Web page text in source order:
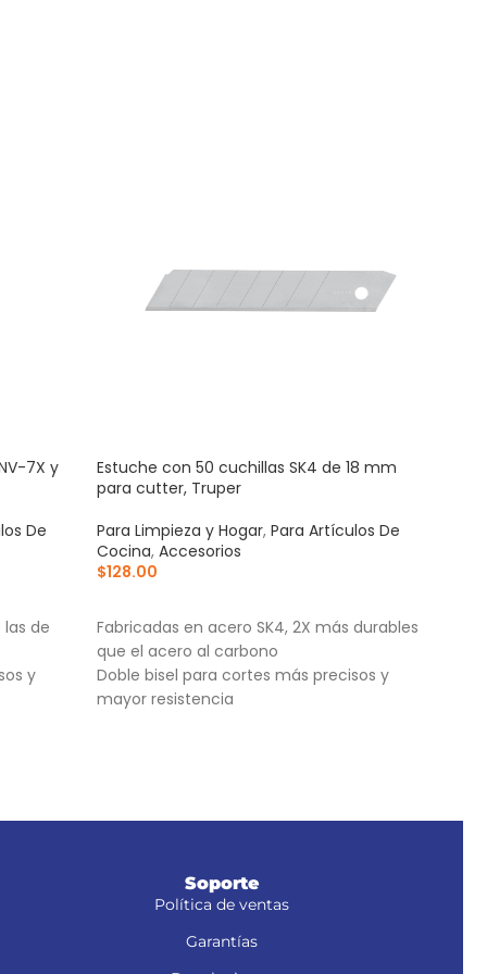
7X y
De
las de
y
Estuche con 50 cuchillas SK4 de 18 mm
para cutter, Truper
Para Limpieza y Hogar, Para Artículos De
Cocina, Accesorios
$128.00
Fabricadas en acero SK4, 2X más durables
que el acero al carbono
Doble bisel para cortes más precisos y
mayor resistencia
Soporte
Política de ventas
Garantías